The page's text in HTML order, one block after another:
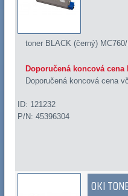
toner BLACK (černý)
Doporučená koncová cena
Doporučená koncová cena
ID: 121232
P/N: 45396304
OKI